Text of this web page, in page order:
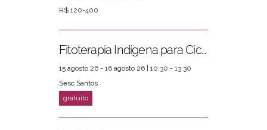
R$ 120-400
Fitoterapia Indígena para Ciclos Femininos
15 agosto 26 - 16 agosto 26 | 10:30 - 13:30
Sesc Santos